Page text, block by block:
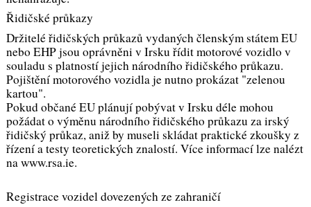
Řidičské průkazy
Držitelé řidičských průkazů vydaných členským státem EU
nebo EHP jsou oprávněni v Irsku řídit motorové vozidlo v
souladu s platností jejich národního řidičského průkazu.
Pojištění motorového vozidla je nutno prokázat "zelenou
kartou".
Pokud občané EU plánují pobývat v Irsku déle mohou
požádat o výměnu národního řidičského průkazu za irský
řidičský průkaz, aniž by museli skládat praktické zkoušky z
řízení a testy teoretických znalostí. Více informací lze nalézt
na www.rsa.ie.
Registrace vozidel dovezených ze zahraničí